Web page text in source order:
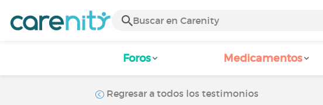
Foros Medicamentos
Regresar a todos los testimonios